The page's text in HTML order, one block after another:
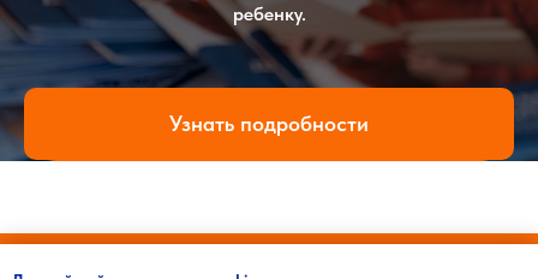
ребенку.
Узнать подробности